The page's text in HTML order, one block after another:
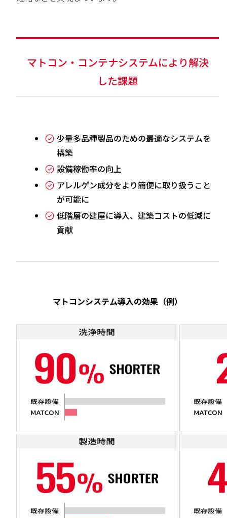
マトコン・コンテナシステムにより解決
した課題
少量多品種製品のための最適なシステムを
構築
設備稼働率の向上
アレルゲン成分をより簡便に取り扱うこと
が可能に
低階層の建屋に導入、建築コストの低減に
貢献
マトコンシステム導入の効果（例）